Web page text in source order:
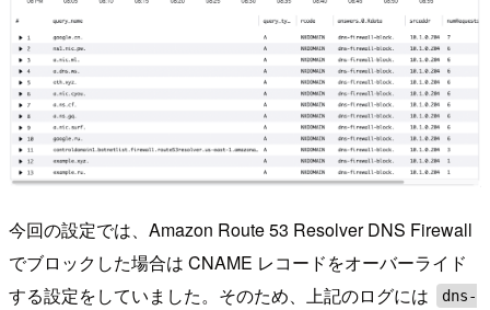
今回の設定では、Amazon Route 53 Resolver DNS Firewall
でブロックした場合は CNAME レコードをオーバーライド
する設定をしていました。そのため、上記のログには
dns-